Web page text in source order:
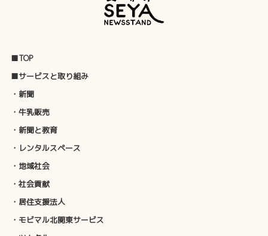
■TOP
■サービスと取り組み
・新聞
・牛乳販売
・新聞と教育
・レンタルスペース
・地域社会
・社会貢献
・居住支援法人
・モビマル北関東サービス